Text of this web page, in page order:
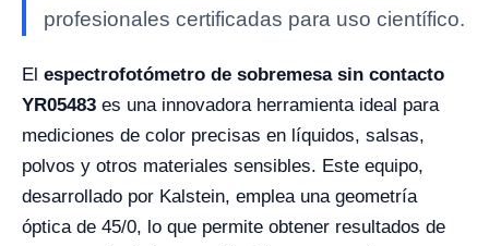
profesionales certificadas para uso científico.
El espectrofotómetro de sobremesa sin contacto
YR05483 es una innovadora herramienta ideal para
mediciones de color precisas en líquidos, salsas,
polvos y otros materiales sensibles. Este equipo,
desarrollado por Kalstein, emplea una geometría
óptica de 45/0, lo que permite obtener resultados de